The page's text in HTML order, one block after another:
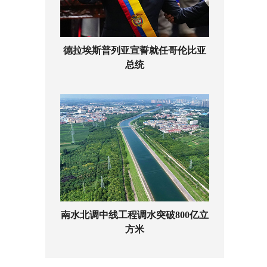
德拉埃斯普列亚宣誓就任哥伦比亚
总统
南水北调中线工程调水突破800亿立
方米